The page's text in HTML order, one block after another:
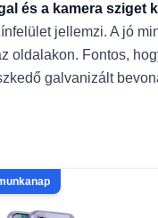
és a kamera sziget
jellemzi. A jó
oldalakon. Fontos,
galvanizált